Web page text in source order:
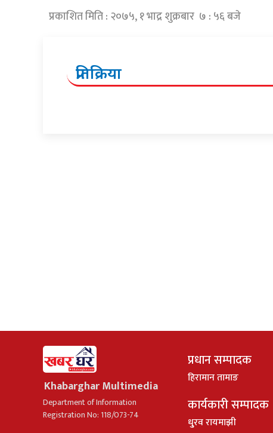
प्रकाशित मिति : २०७५, १ भाद्र शुक्रबार ७ : ५६ बजे
प्रतिक्रिया
Khabarghar Multimedia
Department of Information
Registration No: 118/073-74
प्रधान सम्पादक
हिरामान तामाङ
कार्यकारी सम्पादक
धु्रव रायमाझी